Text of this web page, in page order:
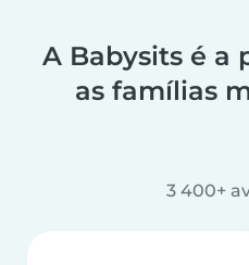
A Babysits é a
as famílias
3 400+